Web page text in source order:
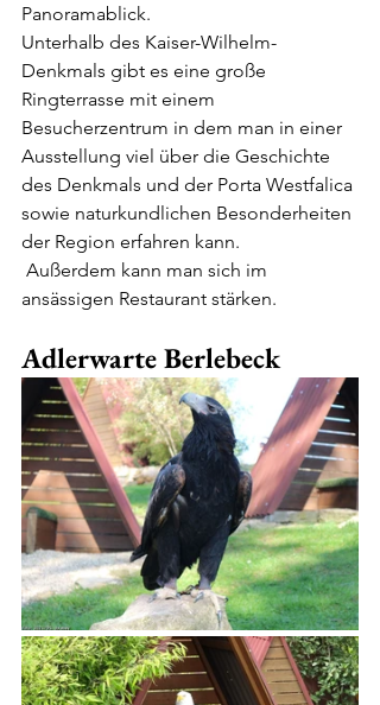
Panoramablick.
Unterhalb des Kaiser-Wilhelm-
Denkmals gibt es eine große
Ringterrasse mit einem
Besucherzentrum in dem man in einer
Ausstellung viel über die Geschichte
des Denkmals und der Porta Westfalica
sowie naturkundlichen Besonderheiten
der Region erfahren kann.
ansässigen Restaurant stärken.
Adlerwarte Berlebeck